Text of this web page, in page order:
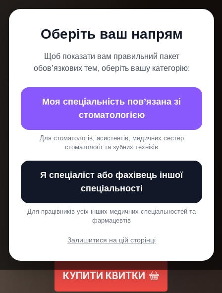
ПАКЕТ ОБОВ'ЯЗКОВИХ 6 ТЕМ
ДЛЯ ЛІКАРІВ ЗАГАЛЬНИХ
СПЕЦІАЛЬНОСТЕЙ (1 РАЗ В 5
Закрийте всі теми онлайн, одразу — без
стресу.
БУТИ НЕМОЖЛИВОЮ
КУПИТИ КВИТКИ
Оберіть ваш напрям
Щоб показати вам правильний пакет
обов’язкових тем, оберіть вашу категорію:
Моя спеціальність пов’язана зі
стоматологією
Для стоматологів, асистентів, медичних сестер
стоматології та зубних техніків
Я спеціаліст або фахівець іншої
спеціальності
Для працівників усіх інших медичних спеціальностей та
фармацевтів
Залишитися на цій сторінці